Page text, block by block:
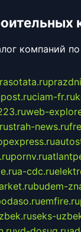
компаний
ciam-fr.ru
web-
strah-news.ru
pornv.ru
a-cdc.ru
budem-
emfire.ru
seks-